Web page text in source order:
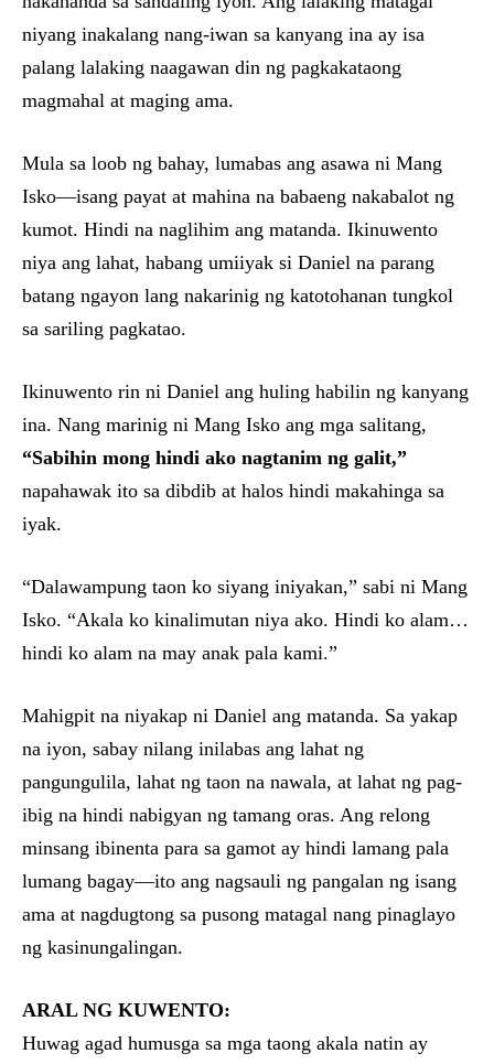
niyang inakalang nang-iwan sa kanyang ina ay isa
palang lalaking naagawan din ng pagkakataong
magmahal at maging ama.
Mula sa loob ng bahay, lumabas ang asawa ni Mang
Isko—isang payat at mahina na babaeng nakabalot ng
kumot. Hindi na naglihim ang matanda. Ikinuwento
niya ang lahat, habang umiiyak si Daniel na parang
batang ngayon lang nakarinig ng katotohanan tungkol
sa sariling pagkatao.
Ikinuwento rin ni Daniel ang huling habilin ng kanyang
ina. Nang marinig ni Mang Isko ang mga salitang,
“Sabihin mong hindi ako nagtanim ng galit,”
napahawak ito sa dibdib at halos hindi makahinga sa
iyak.
“Dalawampung taon ko siyang iniyakan,” sabi ni Mang
Isko. “Akala ko kinalimutan niya ako. Hindi ko alam…
hindi ko alam na may anak pala kami.”
Mahigpit na niyakap ni Daniel ang matanda. Sa yakap
na iyon, sabay nilang inilabas ang lahat ng
pangungulila, lahat ng taon na nawala, at lahat ng pag-
ibig na hindi nabigyan ng tamang oras. Ang relong
minsang ibinenta para sa gamot ay hindi lamang pala
lumang bagay—ito ang nagsauli ng pangalan ng isang
ama at nagdugtong sa pusong matagal nang pinaglayo
ng kasinungalingan.
ARAL NG KUWENTO:
Huwag agad humusga sa mga taong akala natin ay